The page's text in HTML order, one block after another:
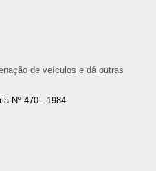
de veículos e dá outras
Nº 470 - 1984